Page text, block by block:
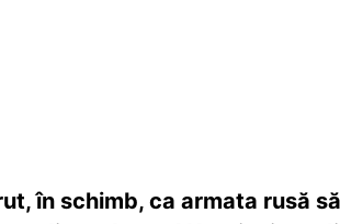
în schimb, ca armata rusă